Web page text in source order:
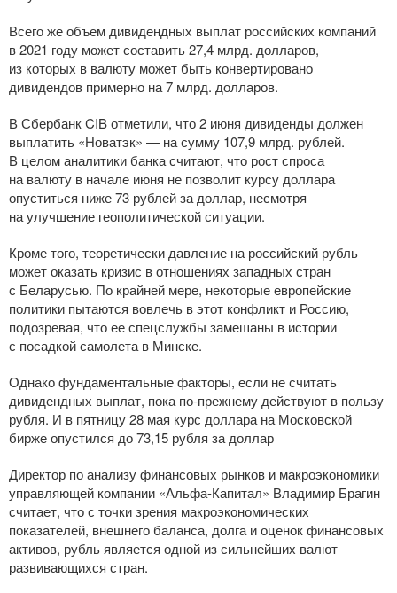
Всего же объем дивидендных выплат российских компаний
в 2021 году может составить 27,4 млрд. долларов,
из которых в валюту может быть конвертировано
дивидендов примерно на 7 млрд. долларов.
В Сбербанк CIB отметили, что 2 июня дивиденды должен
выплатить «Новатэк» — на сумму 107,9 млрд. рублей.
В целом аналитики банка считают, что рост спроса
на валюту в начале июня не позволит курсу доллара
опуститься ниже 73 рублей за доллар, несмотря
на улучшение геополитической ситуации.
Кроме того, теоретически давление на российский рубль
может оказать кризис в отношениях западных стран
с Беларусью. По крайней мере, некоторые европейские
политики пытаются вовлечь в этот конфликт и Россию,
подозревая, что ее спецслужбы замешаны в истории
с посадкой самолета в Минске.
Однако фундаментальные факторы, если не считать
дивидендных выплат, пока по-прежнему действуют в пользу
рубля. И в пятницу 28 мая курс доллара на Московской
бирже опустился до 73,15 рубля за доллар
Директор по анализу финансовых рынков и макроэкономики
управляющей компании «Альфа-Капитал» Владимир Брагин
считает, что с точки зрения макроэкономических
показателей, внешнего баланса, долга и оценок финансовых
активов, рубль является одной из сильнейших валют
развивающихся стран.